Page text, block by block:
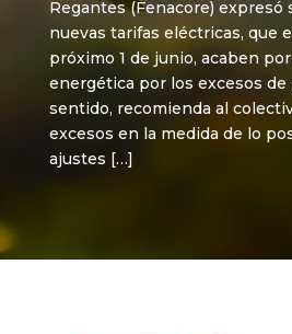
Regantes (Fenacore) expresó
nuevas tarifas eléctricas, que
próximo 1 de junio, acaben
energética por los excesos
sentido, recomienda al
excesos en la medida de lo
ajustes […]